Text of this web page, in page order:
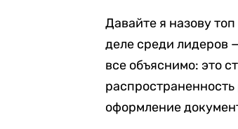
Давайте я назову
деле среди лидеров
все объяснимо: это
оформление